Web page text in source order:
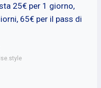
25€ per 1 giorno,
65€ per il pass di